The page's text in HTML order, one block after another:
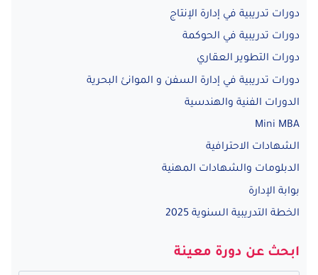
دورات تدريبية في إدارة الإنتاج
دورات تدريبية في الحوكمة
دورات التطوير العقاري
دورات تدريبية في إدارة السفن و الموانئ البحرية
الدورات الفنية والهندسية
Mini MBA
الشهادات الاحترافية
الدبلومات والشهادات المهنية
بوابة الإدارة
الخطة التدريبية السنوية 2025
ابحث عن دورة معينة